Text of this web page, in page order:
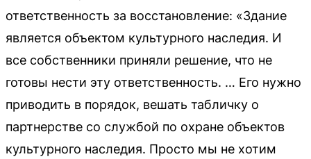
ответственность за восстановление: «Здание
является объектом культурного наследия. И
все собственники приняли решение, что не
готовы нести эту ответственность. … Его нужно
приводить в порядок, вешать табличку о
партнерстве со службой по охране объектов
культурного наследия. Просто мы не хотим